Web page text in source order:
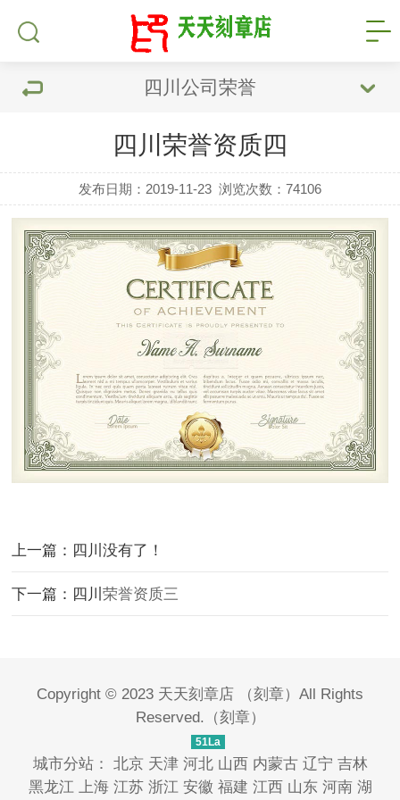
四川公司荣誉
四川荣誉资质四
发布日期：2019-11-23 浏览次数：74106
上一篇：四川没有了！
下一篇：四川荣誉资质三
Copyright © 2023 天天刻章店 （刻章）All Rights
Reserved.（刻章）
51La
城市分站： 北京 天津 河北 山西 内蒙古 辽宁 吉林
黑龙江 上海 江苏 浙江 安徽 福建 江西 山东 河南 湖